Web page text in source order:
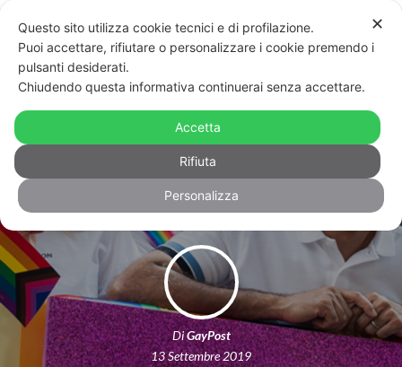
Sadiq Kahn vuole insegnamenti
inclusivi delle persone lgbt+ nelle
scuole
DiGayPost
13 Settembre 2019
✕
Questo sito utilizza cookie tecnici e di profilazione.
Puoi accettare, rifiutare o personalizzare i cookie premendo i
pulsanti desiderati.
Chiudendo questa informativa continuerai senza accettare.
Accetta
Rifiuta
Personalizza